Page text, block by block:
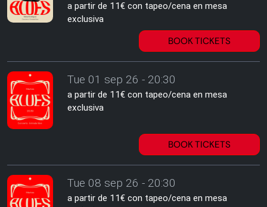
a partir de 11€ con tapeo/cena en mesa
exclusiva
BOOK TICKETS
Tue 01 sep 26 - 20:30
a partir de 11€ con tapeo/cena en mesa
exclusiva
BOOK TICKETS
Tue 08 sep 26 - 20:30
a partir de 11€ con tapeo/cena en mesa